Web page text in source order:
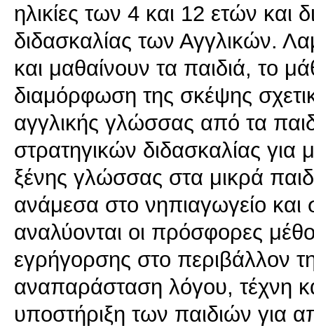
ηλικίες των 4 και 12 ετών και
διδασκαλίας των Αγγλικών.
και μαθαίνουν τα παιδιά, το
διαμόρφωση της σκέψης
αγγλικής γλώσσας από τα
στρατηγικών διδασκαλίας για
ξένης γλώσσας στα μικρά
ανάμεσα στο νηπιαγωγείο και
αναλύονται οι πρόσφορες
εγρήγορσης στο περιβάλλον
αναπαράσταση λόγου, τέχνη
υποστήριξη των παιδιών για